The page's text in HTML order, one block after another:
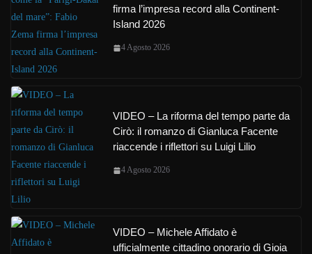
firma l’impresa record alla Continent-
Island 2026
4 Agosto 2026
VIDEO – La riforma del tempo parte da
Cirò: il romanzo di Gianluca Facente
riaccende i riflettori su Luigi Lilio
4 Agosto 2026
VIDEO – Michele Affidato è
ufficialmente cittadino onorario di Gioia